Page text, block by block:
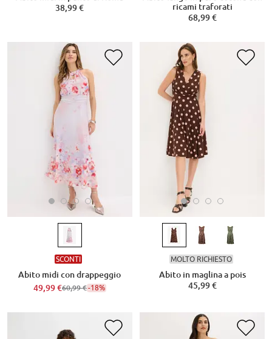
38,99 €
ricami traforati
68,99 €
SCONTI
Abito midi con drappeggio
49,99 €60,99 €-18%
MOLTO RICHIESTO
Abito in maglina a pois
45,99 €